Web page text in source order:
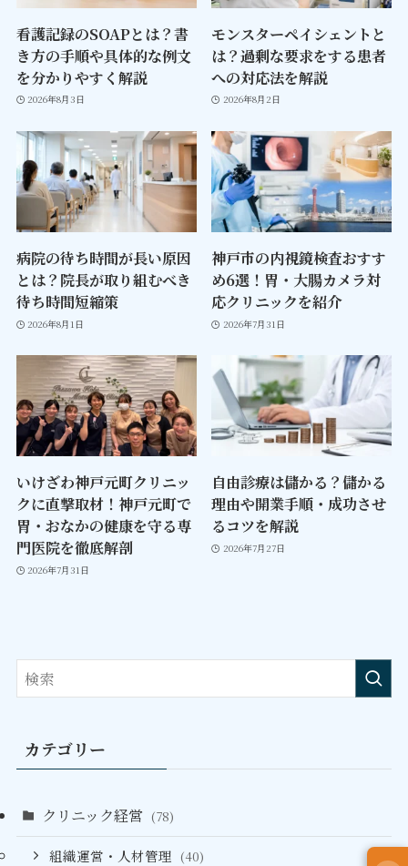
看護記録のSOAPとは？書
き方の手順や具体的な例文
を分かりやすく解説
2026年8月3日
モンスターペイシェントと
は？過剰な要求をする患者
への対応法を解説
2026年8月2日
病院の待ち時間が長い原因
とは？院長が取り組むべき
待ち時間短縮策
2026年8月1日
神戸市の内視鏡検査おすす
め6選！胃・大腸カメラ対
応クリニックを紹介
2026年7月31日
いけざわ神戸元町クリニッ
クに直撃取材！神戸元町で
胃・おなかの健康を守る専
門医院を徹底解剖
2026年7月31日
自由診療は儲かる？儲かる
理由や開業手順・成功させ
るコツを解説
2026年7月27日
カテゴリー
クリニック経営 (78)
組織運営・人材管理 (40)